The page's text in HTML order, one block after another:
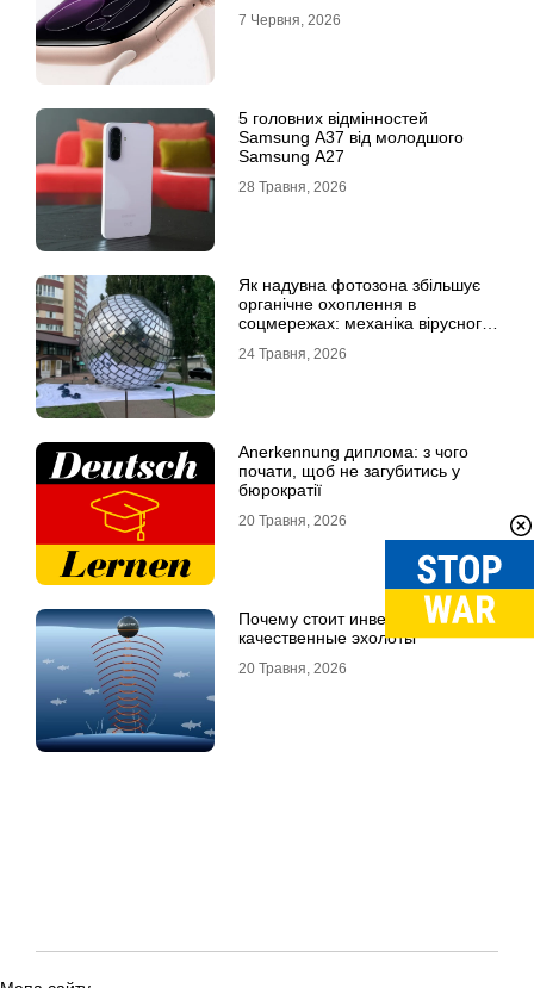
7 Червня, 2026
5 головних відмінностей
Samsung A37 від молодшого
Samsung A27
28 Травня, 2026
Як надувна фотозона збільшує
органічне охоплення в
соцмережах: механіка вірусного
24 Травня, 2026
Anerkennung диплома: з чого
почати, щоб не загубитись у
бюрократії
20 Травня, 2026
Почему стоит инвестировать в
качественные эхолоты
20 Травня, 2026